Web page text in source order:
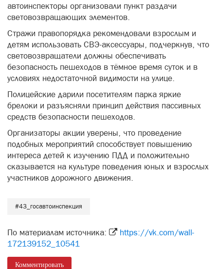
автоинспекторы организовали пункт раздачи
световозвращающих элементов.
Стражи правопорядка рекомендовали взрослым и
детям использовать СВЭ-аксессуары, подчеркнув, что
световозвращатели должны обеспечивать
безопасность пешеходов в тёмное время суток и в
условиях недостаточной видимости на улице.
Полицейские дарили посетителям парка яркие
брелоки и разъясняли принцип действия пассивных
средств безопасности пешеходов.
Организаторы акции уверены, что проведение
подобных мероприятий способствует повышению
интереса детей к изучению ПДД и положительно
сказывается на культуре поведения юных и взрослых
участников дорожного движения.
#43_госавтоинспекция
По материалам источника:
https://vk.com/wall-
172139152_10541
Комментировать